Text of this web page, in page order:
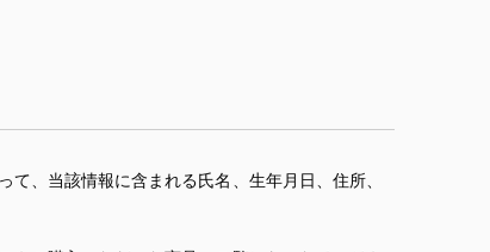
、当該情報に含まれる氏名、生年月日、住所、